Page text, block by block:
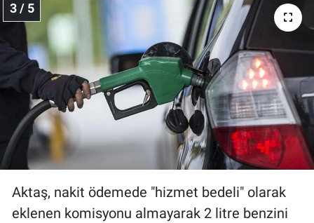
3 / 5
Aktaş, nakit ödemede "hizmet bedeli" olarak
eklenen komisyonu almayarak 2 litre benzini